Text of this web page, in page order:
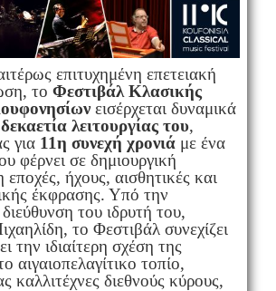
επιτυχημένη επετειακή
το Φεστιβάλ Κλασικής
εισέρχεται δυναμικά
λειτουργίας του,
για 11η συνεχή χρονιά με ένα
φέρνει σε δημιουργική
εποχές, ήχους, αισθητικές και
έκφρασης. Υπό την
του ιδρυτή του,
το Φεστιβάλ συνεχίζει
την ιδιαίτερη σχέση της
αιγαιοπελαγίτικο τοπίο,
καλλιτέχνες διεθνούς κύρους,